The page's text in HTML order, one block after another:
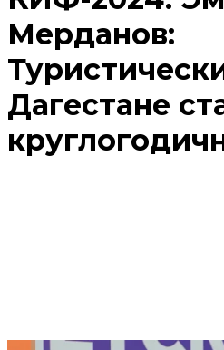
Мерданов:
Дагестане